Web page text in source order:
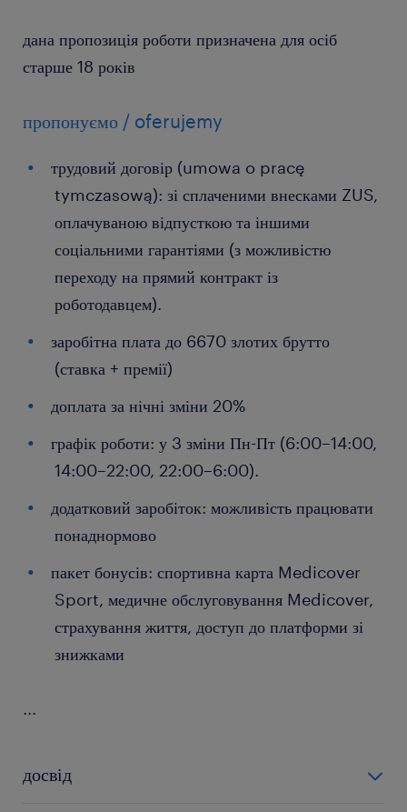
дана пропозиція роботи призначена для осіб
старше 18 років
пропонуємо / oferujemy
трудовий договір (umowa o pracę
tymczasową): зі сплаченими внесками ZUS,
оплачуваною відпусткою та іншими
соціальними гарантіями (з можливістю
переходу на прямий контракт із
роботодавцем).
заробітна плата до 6670 злотих брутто
(ставка + премії)
доплата за нічні зміни 20%
графік роботи: у 3 зміни Пн-Пт (6:00–14:00,
14:00–22:00, 22:00–6:00).
додатковий заробіток: можливість працювати
понаднормово
пакет бонусів: спортивна карта Medicover
Sport, медичне обслуговування Medicover,
страхування життя, доступ до платформи зі
знижками
...
досвід